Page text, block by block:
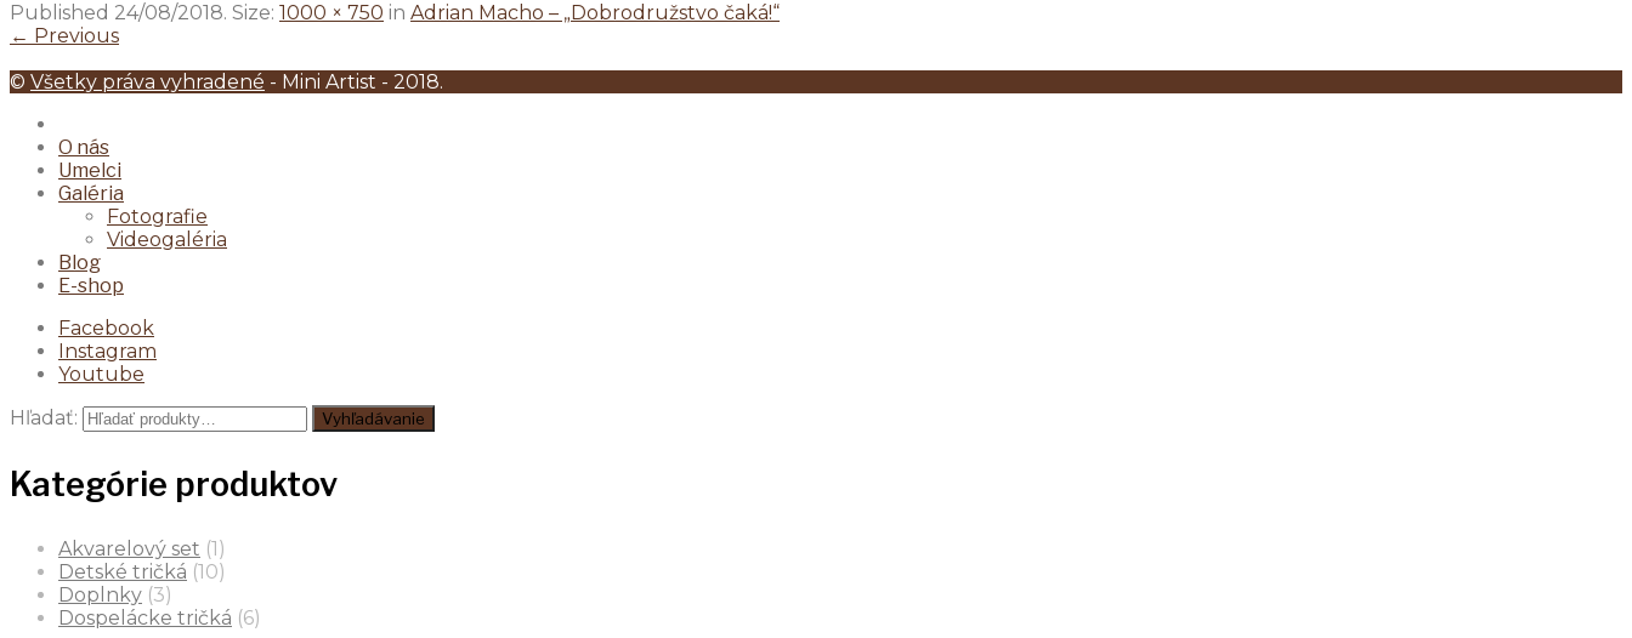
Published 24/08/2018. Size: 1000 × 750 in Adrian Macho – „Dobrodružstvo čaká!“
← Previous
© Všetky práva vyhradené - Mini Artist - 2018.
O nás
Umelci
Galéria
Fotografie
Videogaléria
Blog
E-shop
Facebook
Instagram
Youtube
Hľadať:
Vyhľadávanie
Kategórie produktov
Akvarelový set (1)
Detské tričká (10)
Doplnky (3)
Dospelácke tričká (6)